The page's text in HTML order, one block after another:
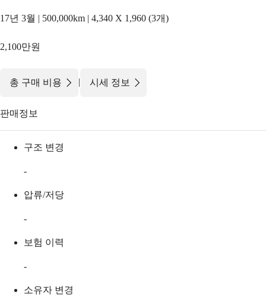
17년 3월 | 500,000km | 4,340 X 1,960 (3개)
2,100만원
총 구매 비용 | 시세 정보
판매정보
구조 변경
-
압류/저당
-
보험 이력
-
소유자 변경